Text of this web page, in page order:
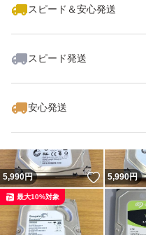
スピード＆安心発送
スピード発送
安心発送
5,990円 いいね！
5,990円
最大10%対象